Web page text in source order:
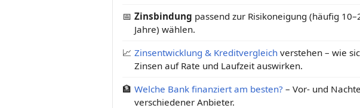
📅 Zinsbindung passend zur Risikoneigung (häufig
Jahre) wählen.
📈 Zinsentwicklung & Kreditvergleich verstehen – wie
Zinsen auf Rate und Laufzeit auswirken.
🏦 Welche Bank finanziert am besten? – Vor- und
verschiedener Anbieter.